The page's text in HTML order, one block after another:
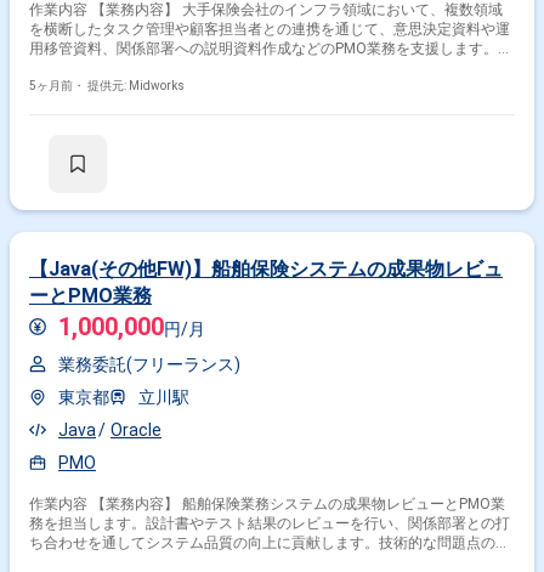
作業内容 【業務内容】 大手保険会社のインフラ領域において、複数領域
を横断したタスク管理や顧客担当者との連携を通じて、意思決定資料や運
用移管資料、関係部署への説明資料作成などのPMO業務を支援します。
ク管理・進捗管理 ・顧客担当者との二人三脚でのタスク遂行、課題解決
5ヶ月前・ 提供元: Midworks
【Java(その他FW)】船舶保険システムの成果物レビュ
ーとPMO業務
1,000,000円/月
業務委託(フリーランス)
東京都
立川駅
Java
Oracle
PMO
作業内容 【業務内容】 船舶保険業務システムの成果物レビューとPMO業
務を担当します。設計書やテスト結果のレビューを行い、関係部署との打
ち合わせを通してシステム品質の向上に貢献します。技術的な問題点の特